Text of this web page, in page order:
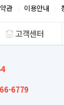
관 이용안내
회사소개
고객센터
6779